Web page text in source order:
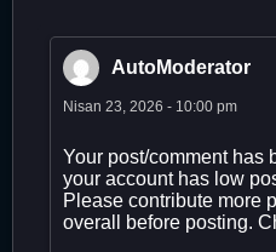
AutoModerator
Nisan 23, 2026 - 10:00 pm
Your post/comment has
your account has low
Please contribute more
overall before posting.